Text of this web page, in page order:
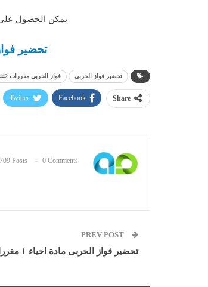
يمكن الحصول على
تحضير فواز
تحضير فواز الحربى فواز الحربى مقررات 1442 هـ
Share
Facebook
Twitter
Posts 0 Comments
تحضير فواز الحربى مادة احياء 1 مقررات لعام 1443 هـ